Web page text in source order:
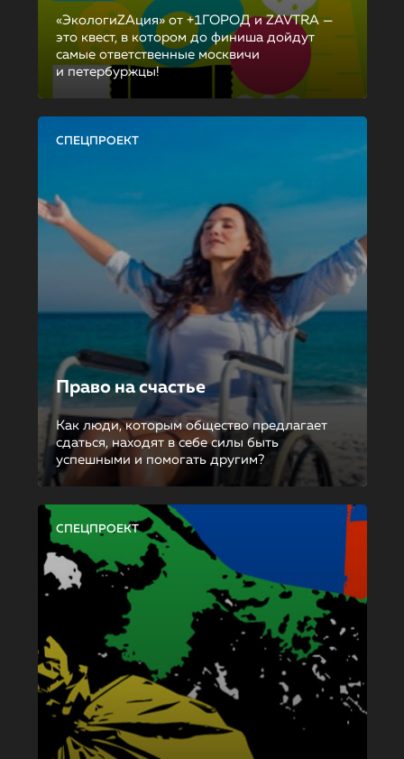
«ЭкологиZAция» от +1ГОРОД и ZAVTRA —
это квест, в котором до финиша дойдут
самые ответственные москвичи
и петербуржцы!
СПЕЦПРОЕКТ
Право на счастье
Как люди, которым общество предлагает
сдаться, находят в себе силы быть
успешными и помогать другим?
СПЕЦПРОЕКТ